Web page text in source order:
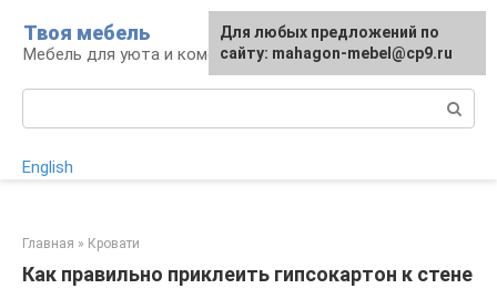
контенту
Твоя мебель
Мебель для уюта и комфорта
English
Главная » Кровати
Как правильно приклеить гипсокартон к стене
Для любых предложений по
сайту: mahagon-mebel@cp9.ru
Для любых предложений по
сайту: mahagon-mebel@cp9.ru